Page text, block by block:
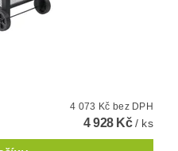
4 073 Kč bez DPH
4 928 Kč/ ks